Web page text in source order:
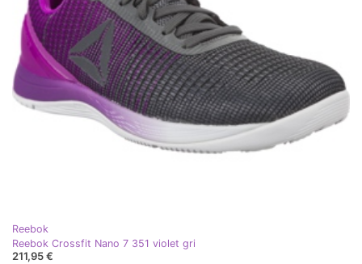
Reebok
Reebok Crossfit Nano 7 351 violet gri
211,95 €